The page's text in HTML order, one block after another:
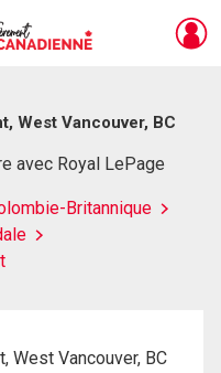
West Vancouver, BC
avec Royal LePage
Britannique